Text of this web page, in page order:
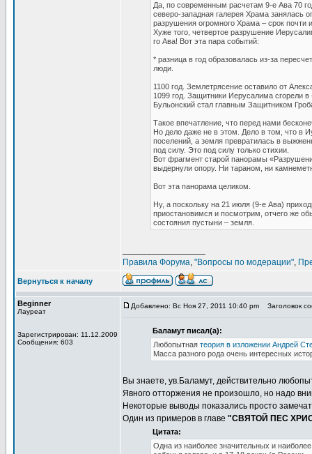
Да, по современным расчетам 9-е Ава 70
северо-западная галерея Храма занялась
разрушения огромного Храма – срок почти
Хуже того, четвертое разрушение
го Ава! Вот эта пара событий:
* разница в год образовалась из-за
люди.
1100 год. Землетрясение оставило от
1099 год. Защитники Иерусалима сгорели
Бульонский стал главным Защитником
Такое впечатление, что перед нами
Но дело даже не в этом. Дело в том, что в
поселений, а земля превратилась в
под силу. Это под силу только стихии.
Вот фрагмент старой панорамы
выдернули опору. Ни тараном, ни
Вот эта панорама целиком.
Ну, а поскольку на 21 июля (9-е Ава)
приостановимся и посмотрим, отчего же
состояния пустыни – земля.
Правила Форума, "Вопросы по модерации",
Вернуться к началу
Beginner
Лауреат
Зарегистрирован: 11.12.2009
Сообщения: 603
Добавлено: Вс Ноя 27, 2011 10:40 pm Заголовок
Баламут писал(а):
Любопытная теория в изложении Андрей
Масса разного рода очень интересных
Вы знаете, ув.Баламут, действительно
Явного отторжения не произошло, но надо
Некоторые выводы показались просто
Один из примеров в главе "СВЯТОЙ ПЕС
Цитата:
Одна из наиболее значительных и